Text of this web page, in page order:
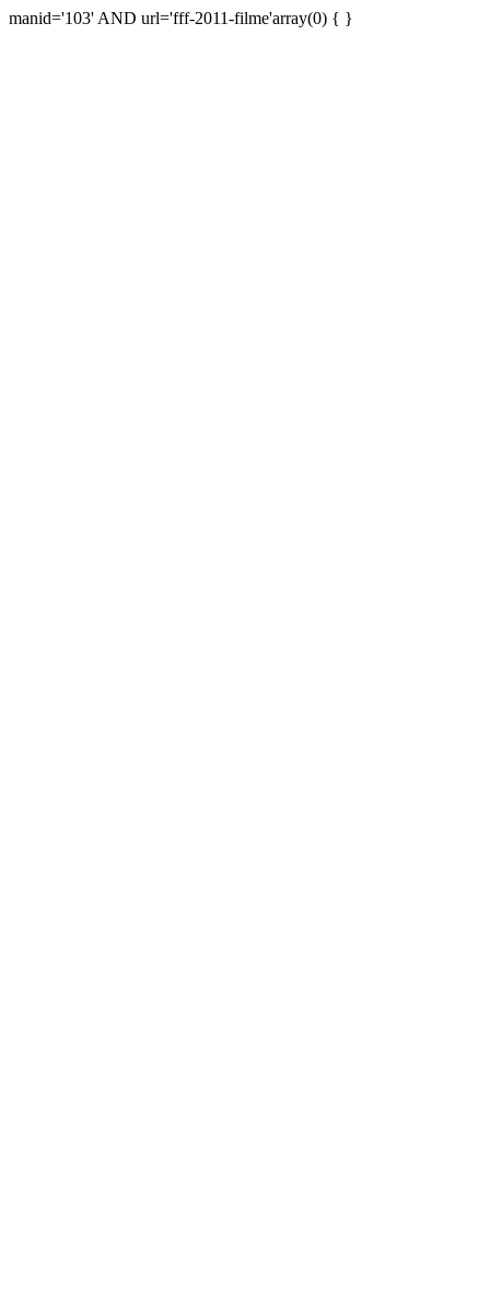
manid='103' AND url='fff-2011-filme'array(0) { }